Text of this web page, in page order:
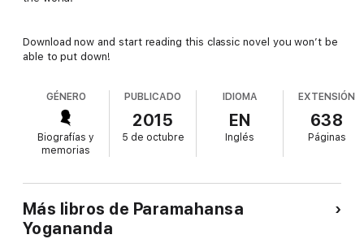
Download now and start reading this classic novel you won’t be
able to put down!
GÉNERO
Biografías y
memorias
PUBLICADO
2015
5 de octubre
IDIOMA
EN
Inglés
EXTENSIÓN
638
Páginas
Más libros de Paramahansa
Yogananda